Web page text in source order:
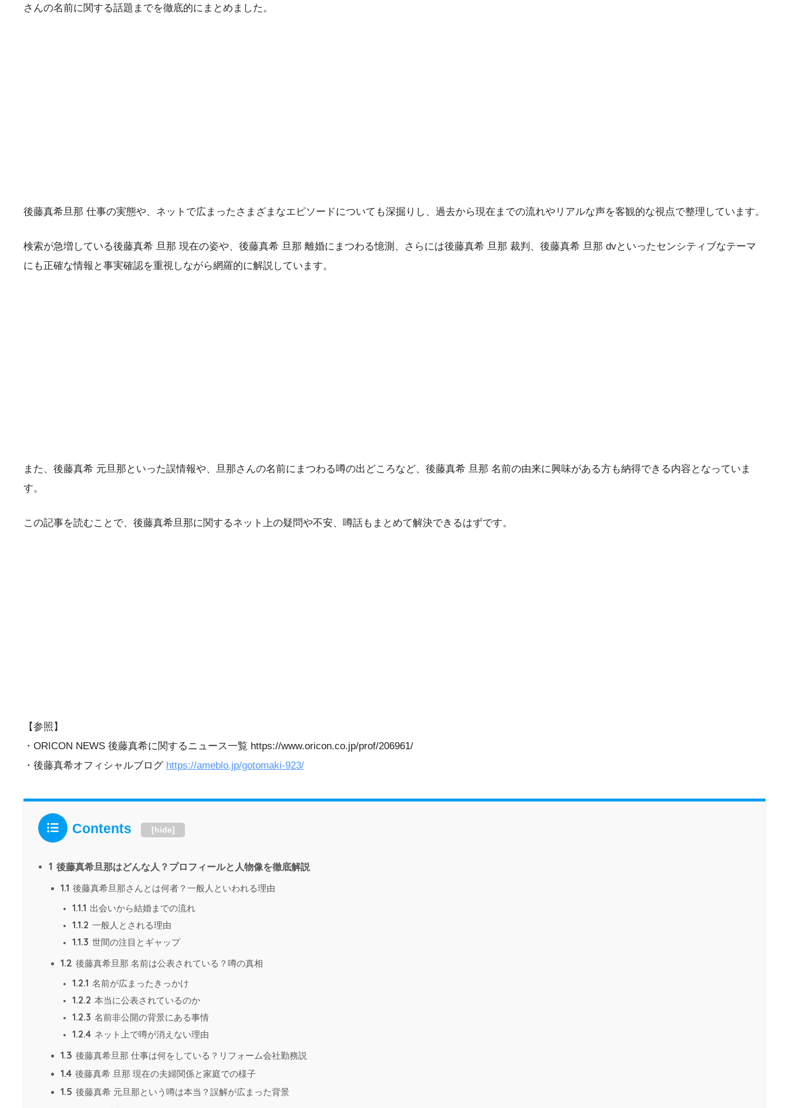
さんの名前に関する話題までを徹底的にまとめました。
後藤真希旦那 仕事の実態や、ネットで広まったさまざまなエピソードについても深掘りし、過去から現在までの流れやリアルな声を客観的な視点で整理しています。
検索が急増している後藤真希 旦那 現在の姿や、後藤真希 旦那 離婚にまつわる憶測、さらには後藤真希 旦那 裁判、後藤真希 旦那 dvといったセンシティブなテーマ
にも正確な情報と事実確認を重視しながら網羅的に解説しています。
また、後藤真希 元旦那といった誤情報や、旦那さんの名前にまつわる噂の出どころなど、後藤真希 旦那 名前の由来に興味がある方も納得できる内容となっていま
す。
この記事を読むことで、後藤真希旦那に関するネット上の疑問や不安、噂話もまとめて解決できるはずです。
【参照】
・ORICON NEWS 後藤真希に関するニュース一覧 https://www.oricon.co.jp/prof/206961/
・後藤真希オフィシャルブログ https://ameblo.jp/gotomaki-923/
Contents [hide]
1 後藤真希旦那はどんな人？プロフィールと人物像を徹底解説
1.1 後藤真希旦那さんとは何者？一般人といわれる理由
1.1.1 出会いから結婚までの流れ
1.1.2 一般人とされる理由
1.1.3 世間の注目とギャップ
1.2 後藤真希旦那 名前は公表されている？噂の真相
1.2.1 名前が広まったきっかけ
1.2.2 本当に公表されているのか
1.2.3 名前非公開の背景にある事情
1.2.4 ネット上で噂が消えない理由
1.3 後藤真希旦那 仕事は何をしている？リフォーム会社勤務説
1.4 後藤真希 旦那 現在の夫婦関係と家庭での様子
1.5 後藤真希 元旦那という噂は本当？誤解が広まった背景